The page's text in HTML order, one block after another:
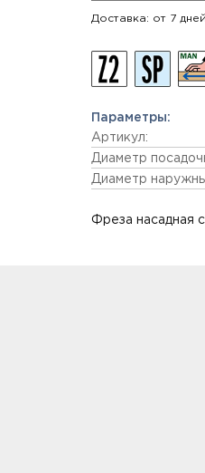
Доставка: от 7 дней
Параметры:
Артикул:
Диаметр
Диаметр
Фреза насадная